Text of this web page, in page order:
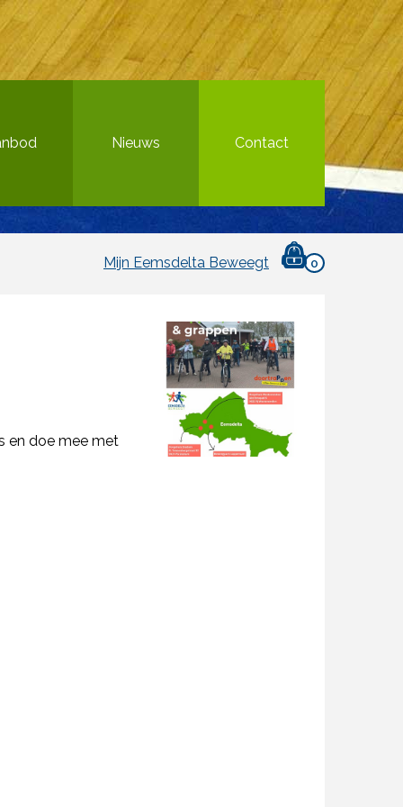
Nieuws Contact
Mijn Eemsdelta Beweegt 0
en doe mee met